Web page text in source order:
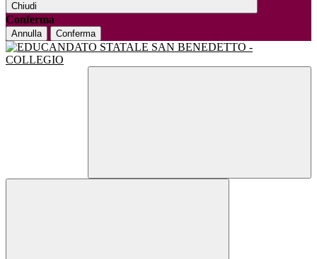
Chiudi
Conferma
Annulla Conferma